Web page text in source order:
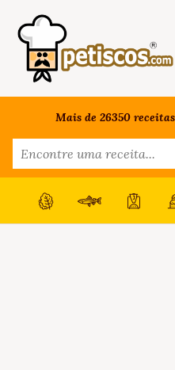
Mais de 26350